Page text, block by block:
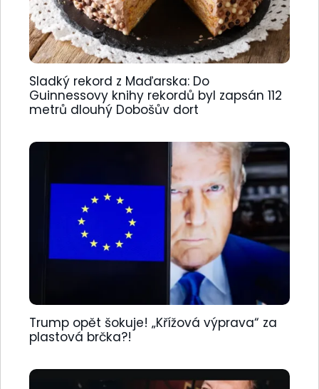
Sladký rekord z Maďarska: Do
Guinnessovy knihy rekordů byl zapsán 112
metrů dlouhý Dobošův dort
Trump opět šokuje! „Křížová výprava“ za
plastová brčka?!